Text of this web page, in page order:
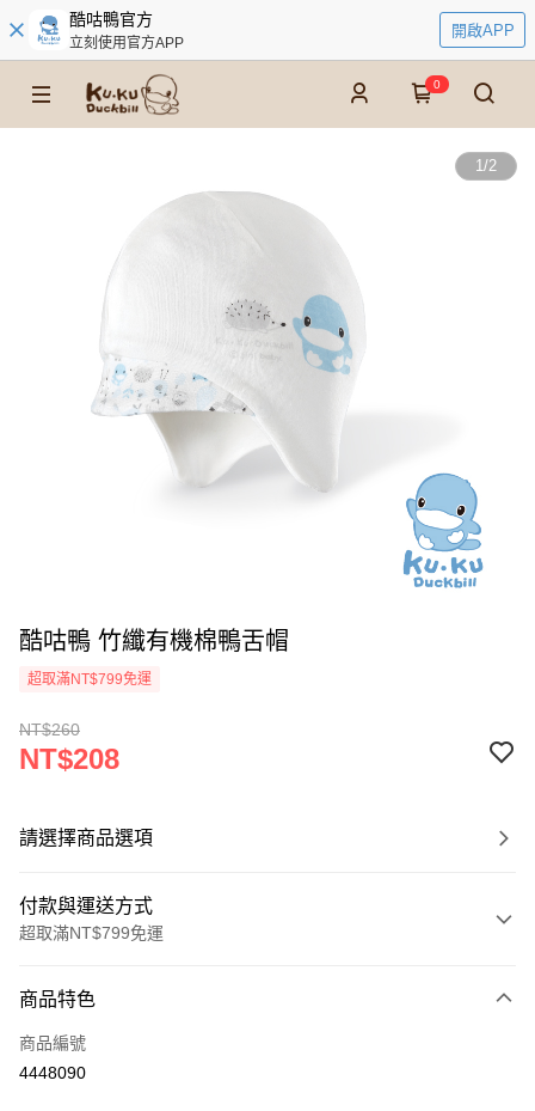
酷咕鴨官方
立刻使用官方APP
開啟APP
0
1/2
酷咕鴨 竹纖有機棉鴨舌帽
超取滿NT$799免運
NT$260
NT$208
請選擇商品選項
付款與運送方式
超取滿NT$799免運
信用卡一次付款
信用卡分期付款
商品特色
商品編號
4448090